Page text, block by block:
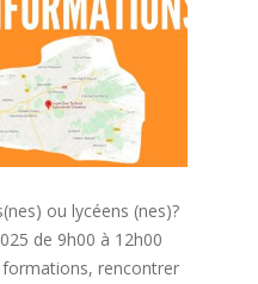
ou lycéens (nes)?
de 9h00 à 12h00
rencontrer